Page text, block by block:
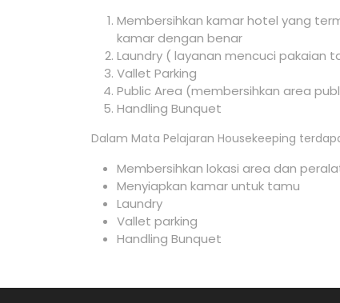
Membersihkan kamar hotel yang
kamar dengan benar
Laundry ( layanan mencuci pakaian
Vallet Parking
Public Area (membersihkan area
Handling Bunquet
Dalam Mata Pelajaran Housekeeping
Membersihkan lokasi area dan
Menyiapkan kamar untuk tamu
Laundry
Vallet parking
Handling Bunquet